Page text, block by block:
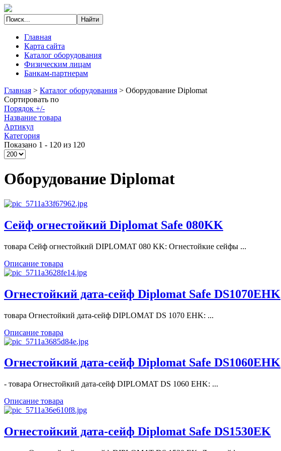
Главная
Карта сайта
Каталог оборудования
Физическим лицам
Банкам-партнерам
Главная > Каталог оборудования > Оборудование Diplomat
Сортировать по
Порядок +/-
Название товара
Артикул
Категория
Показано 1 - 120 из 120
Оборудование Diplomat
Сейф огнестойкий Diplomat Safe 080KK
товара Сейф огнестойкий DIPLOMAT 080 KK: Огнестойкие сейфы ...
Описание товара
Огнестойкий дата-сейф Diplomat Safe DS1070EHK
товара Огнестойкий дата-сейф DIPLOMAT DS 1070 EHK: ...
Описание товара
Огнестойкий дата-сейф Diplomat Safe DS1060EHK
- товара Огнестойкий дата-сейф DIPLOMAT DS 1060 EHK: ...
Описание товара
Огнестойкий дата-сейф Diplomat Safe DS1530EK